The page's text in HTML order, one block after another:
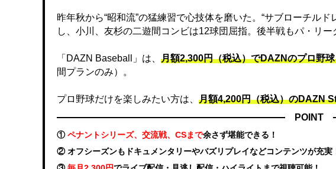
昨年秋から“昭和流”の猛練習で心技体を磨いた。“サブローチル
し、小川、友杉の二遊間コンビは12球団屈指。後半戦もパ・リー
「DAZN Baseball」は、 月額2,300円（税込）でDAZNのプロ野
間プランのみ）。
プロ野球だけを楽しみたい方は、 月額4,200円（税込）のDAZN
POINT
①ペナントシリーズ、交流戦、CSまで余さず堪能できる！
② オフシーズンもドキュメンタリーやバズリプレイなどコンテンツが充実